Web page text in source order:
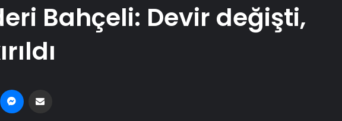
Bahçeli: Devir değişti,